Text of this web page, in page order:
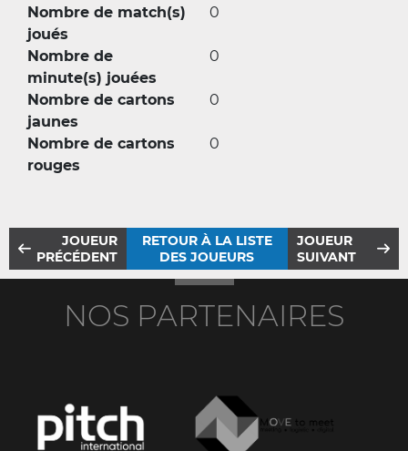
Nombre de match(s)
joués
0
Nombre de
minute(s) jouées
0
Nombre de cartons
jaunes
0
Nombre de cartons
rouges
0
JOUEUR
PRÉCÉDENT
RETOUR À LA LISTE
DES JOUEURS
JOUEUR
SUIVANT
NOS PARTENAIRES